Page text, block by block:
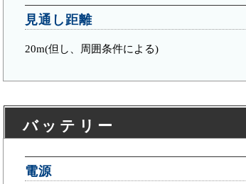
見通し 距離
20m(但し、周囲条件による)
バッテリー
電源